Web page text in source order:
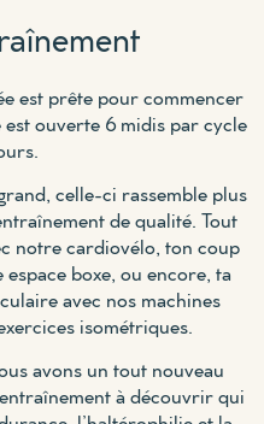
est prête pour commencer
ouverte 6 midis par cycle
celle-ci rassemble plus
de qualité. Tout
notre cardiovélo, ton coup
boxe, ou encore, ta
avec nos machines
isométriques.
avons un tout nouveau
à découvrir qui